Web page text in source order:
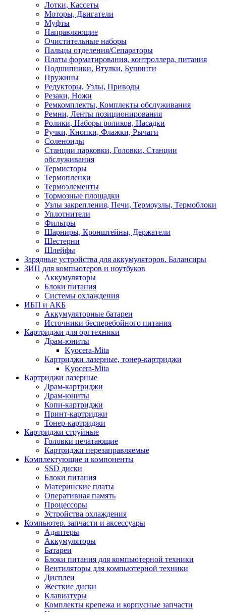
Лотки, Кассеты
Моторы, Двигатели
Муфты
Направляющие
Очистительные наборы
Пальцы отделения/Сепараторы
Платы форматирования, контроллера, питания
Подшипники, Втулки, Бушинги
Пружины
Редукторы, Узлы, Приводы
Резаки, Ножи
Ремкомплекты, Комплекты обслуживания
Ремни, Ленты позиционирования
Ролики, Наборы роликов, Насадки
Ручки, Кнопки, Флажки, Рычаги
Соленоиды
Станции парковки, Головки, Станции
обслуживания
Термисторы
Термопленки
Термоэлементы
Тормозные площадки
Узлы закрепления, Печи, Термоузлы, Термоблоки
Уплотнители
Фильтры
Шарниры, Кронштейны, Держатели
Шестерни
Шлейфы
Зарядные устройства для аккумуляторов. Балансиры
ЗИП для компьютеров и ноутбуков
Аккумуляторы
Блоки питания
Системы охлаждения
ИБП и АКБ
Аккумуляторные батареи
Источники бесперебойного питания
Картриджи для оргтехники
Драм-юниты
Kyocera-Mita
Картриджи лазерные, тонер-картриджи
Kyocera-Mita
Картриджи лазерные
Драм-картриджи
Драм-юниты
Копи-картриджи
Принт-картриджи
Тонер-картриджи
Картриджи струйные
Головки печатающие
Картриджи перезаправляемые
Комплектующие и компоненты
SSD диски
Блоки питания
Материнские платы
Оперативная память
Процессоры
Устройства охлаждения
Компьютер. запчасти и аксессуары
Адаптеры
Аккумуляторы
Батареи
Блоки питания для компьютерной техники
Вентиляторы для компьютерной техники
Дисплеи
Жесткие диски
Клавиатуры
Комплекты крепежа и корпусные запчасти